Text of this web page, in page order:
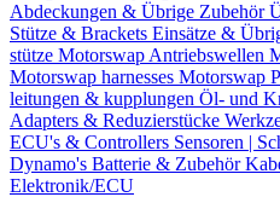
Abdeckungen & Übrige Zubehör
Stütze & Brackets Einsätze &
stütze Motorswap Antriebswellen
Motorswap harnesses Motorswap
leitungen & kupplungen Öl- und
Adapters & Reduzierstücke
ECU's & Controllers Sensoren |
Dynamo's Batterie & Zubehör
Elektronik/ECU